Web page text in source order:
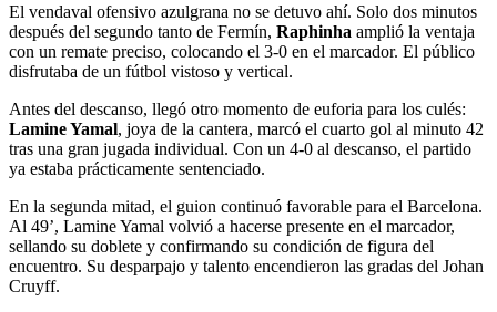
El vendaval ofensivo azulgrana no se detuvo ahí. Solo dos minutos
después del segundo tanto de Fermín, Raphinha amplió la ventaja
con un remate preciso, colocando el 3-0 en el marcador. El público
disfrutaba de un fútbol vistoso y vertical.
Antes del descanso, llegó otro momento de euforia para los culés:
Lamine Yamal, joya de la cantera, marcó el cuarto gol al minuto 42
tras una gran jugada individual. Con un 4-0 al descanso, el partido
ya estaba prácticamente sentenciado.
En la segunda mitad, el guion continuó favorable para el Barcelona.
Al 49’, Lamine Yamal volvió a hacerse presente en el marcador,
sellando su doblete y confirmando su condición de figura del
encuentro. Su desparpajo y talento encendieron las gradas del Johan
Cruyff.